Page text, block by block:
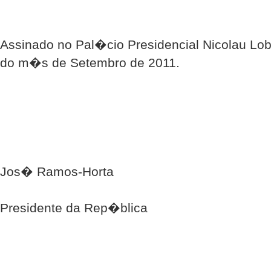
Assinado no Pal�cio Presidencial Nicolau
do m�s de Setembro de 2011.
Jos� Ramos-Horta
Presidente da Rep�blica